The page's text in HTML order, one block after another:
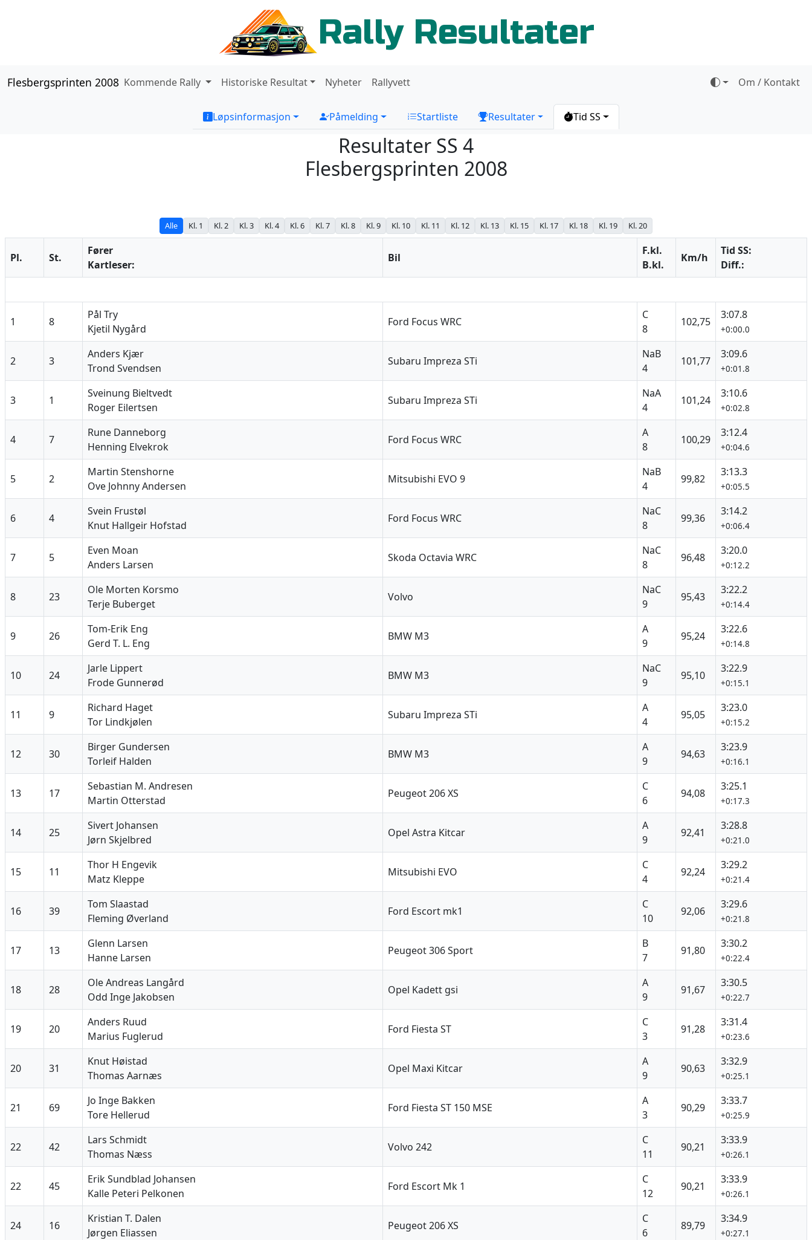
Rally Resultater
Flesbergsprinten 2008 Kommende Rally Historiske Resultat Nyheter Rallyvett Om / Kontakt
Løpsinformasjon Påmelding Startliste Resultater Tid SS
Resultater SS 4
Flesbergsprinten 2008
Alle Kl. 1 Kl. 2 Kl. 3 Kl. 4 Kl. 6 Kl. 7 Kl. 8 Kl. 9 Kl. 10 Kl. 11 Kl. 12 Kl. 13 Kl. 15 Kl. 17 Kl. 18 Kl. 19 Kl. 20
Pl. St.
Fører
Kartleser:
Bil
F.kl.
B.kl.
Km/h
Tid SS:
Diff.:
1 8
Pål Try
Kjetil Nygård
Ford Focus WRC
C
8
102,75
3:07.8
+0:00.0
2 3
Anders Kjær
Trond Svendsen
Subaru Impreza STi
NaB
4
101,77
3:09.6
+0:01.8
3 1
Sveinung Bieltvedt
Roger Eilertsen
Subaru Impreza STi
NaA
4
101,24
3:10.6
+0:02.8
4 7
Rune Danneborg
Henning Elvekrok
Ford Focus WRC
A
8
100,29
3:12.4
+0:04.6
5 2
Martin Stenshorne
Ove Johnny Andersen
Mitsubishi EVO 9
NaB
4
99,82
3:13.3
+0:05.5
6 4
Svein Frustøl
Knut Hallgeir Hofstad
Ford Focus WRC
NaC
8
99,36
3:14.2
+0:06.4
7 5
Even Moan
Anders Larsen
Skoda Octavia WRC
NaC
8
96,48
3:20.0
+0:12.2
8 23
Ole Morten Korsmo
Terje Buberget
Volvo
NaC
9
95,43
3:22.2
+0:14.4
9 26
Tom-Erik Eng
Gerd T. L. Eng
BMW M3
A
9
95,24
3:22.6
+0:14.8
10 24
Jarle Lippert
Frode Gunnerød
BMW M3
NaC
9
95,10
3:22.9
+0:15.1
11 9
Richard Haget
Tor Lindkjølen
Subaru Impreza STi
A
4
95,05
3:23.0
+0:15.2
12 30
Birger Gundersen
Torleif Halden
BMW M3
A
9
94,63
3:23.9
+0:16.1
13 17
Sebastian M. Andresen
Martin Otterstad
Peugeot 206 XS
C
6
94,08
3:25.1
+0:17.3
14 25
Sivert Johansen
Jørn Skjelbred
Opel Astra Kitcar
A
9
92,41
3:28.8
+0:21.0
15 11
Thor H Engevik
Matz Kleppe
Mitsubishi EVO
C
4
92,24
3:29.2
+0:21.4
16 39
Tom Slaastad
Fleming Øverland
Ford Escort mk1
C
10
92,06
3:29.6
+0:21.8
17 13
Glenn Larsen
Hanne Larsen
Peugeot 306 Sport
B
7
91,80
3:30.2
+0:22.4
18 28
Ole Andreas Langård
Odd Inge Jakobsen
Opel Kadett gsi
A
9
91,67
3:30.5
+0:22.7
19 20
Anders Ruud
Marius Fuglerud
Ford Fiesta ST
C
3
91,28
3:31.4
+0:23.6
20 31
Knut Høistad
Thomas Aarnæs
Opel Maxi Kitcar
A
9
90,63
3:32.9
+0:25.1
21 69
Jo Inge Bakken
Tore Hellerud
Ford Fiesta ST 150 MSE
A
3
90,29
3:33.7
+0:25.9
22 42
Lars Schmidt
Thomas Næss
Volvo 242
C
11
90,21
3:33.9
+0:26.1
22 45
Erik Sundblad Johansen
Kalle Peteri Pelkonen
Ford Escort Mk 1
C
12
90,21
3:33.9
+0:26.1
24 16
Kristian T. Dalen
Jørgen Eliassen
Peugeot 206 XS
C
6
89,79
3:34.9
+0:27.1